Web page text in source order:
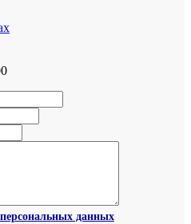
данных